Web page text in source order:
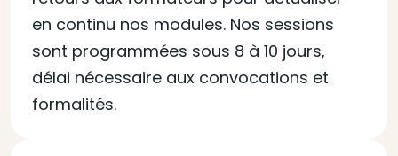
en continu nos modules. Nos sessions
sont programmées sous 8 à 10 jours,
délai nécessaire aux convocations et
formalités.